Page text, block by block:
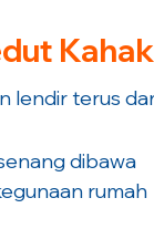
Kahak
lendir terus
dibawa
rumah